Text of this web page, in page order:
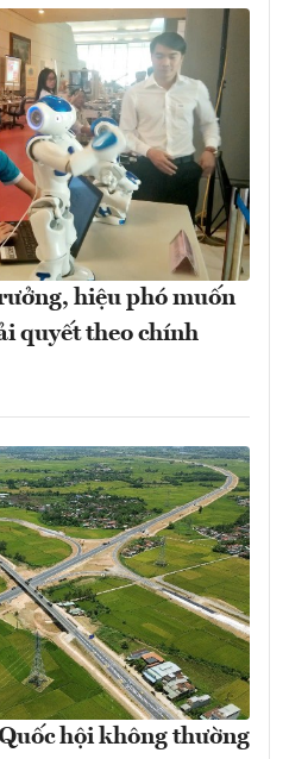
hiệu phó muốn
quyết theo chính
hội không thường